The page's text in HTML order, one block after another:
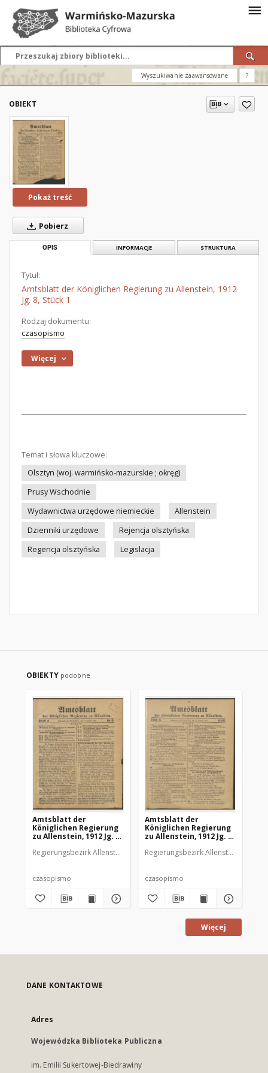
Wyszukiwanie zaawansowane ?
OBIEKT
Pokaż treść
Pobierz
OPIS INFORMACJE STRUKTURA
Tytuł:
Amtsblatt der Königlichen Regierung zu Allenstein, 1912
Jg. 8, Stück 1
Rodzaj dokumentu:
czasopismo
Więcej
Temat i słowa kluczowe:
Olsztyn (woj. warmińsko-mazurskie ; okręg)
Prusy Wschodnie
Wydawnictwa urzędowe niemieckie
Allenstein
Dzienniki urzędowe
Rejencja olsztyńska
Regencja olsztyńska
Legislacja
OBIEKTY podobne
Amtsblatt der
Königlichen Regierung
zu Allenstein, 1912 Jg. 8,
Regierungsbezirk Allenstein
czasopismo
Amtsblatt der
Königlichen Regierung
zu Allenstein, 1912 Jg. 8,
Regierungsbezirk Allenstein
czasopismo
Więcej
DANE KONTAKTOWE
Adres
Wojewódzka Biblioteka Publiczna
im. Emilii Sukertowej-Biedrawiny